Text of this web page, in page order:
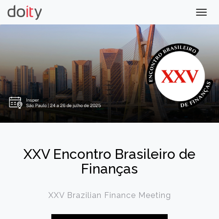
XXV Encontro Brasileiro de
Finanças
XXV Brazilian Finance Meeting